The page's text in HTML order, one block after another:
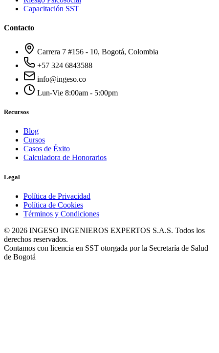
Capacitación SST
Contacto
Carrera 7 #156 - 10, Bogotá, Colombia
+57 324 6843588
info@ingeso.co
Lun-Vie 8:00am - 5:00pm
Recursos
Blog
Cursos
Casos de Éxito
Calculadora de Honorarios
Legal
Política de Privacidad
Política de Cookies
Términos y Condiciones
© 2026 INGESO INGENIEROS EXPERTOS S.A.S. Todos los
derechos reservados.
Contamos con licencia en SST otorgada por la Secretaría de Salud
de Bogotá